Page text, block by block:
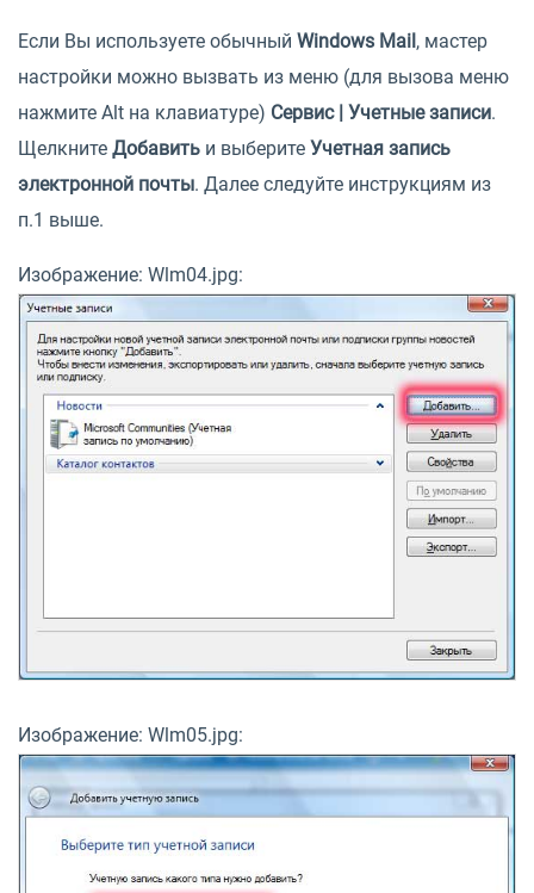
Если Вы используете обычный Windows Mail , мастер
настройки можно вызвать из меню (для вызова меню
нажмите Alt на клавиатуре) Сервис | Учетные записи.
Щелкните Добавить и выберите Учетная запись
электронной почты. Далее следуйте инструкциям из
п.1 выше.